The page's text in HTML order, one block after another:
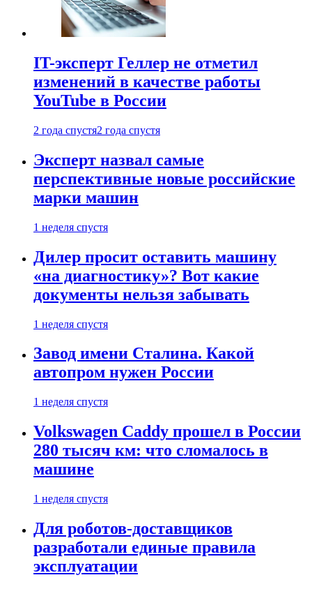
IT-эксперт Геллер не отметил
изменений в качестве работы
YouTube в России
2 года спустя2 года спустя
Эксперт назвал самые
перспективные новые российские
марки машин
1 неделя спустя
Дилер просит оставить машину
«на диагностику»? Вот какие
документы нельзя забывать
1 неделя спустя
Завод имени Сталина. Какой
автопром нужен России
1 неделя спустя
Volkswagen Caddy прошел в России
280 тысяч км: что сломалось в
машине
1 неделя спустя
Для роботов-доставщиков
разработали единые правила
эксплуатации